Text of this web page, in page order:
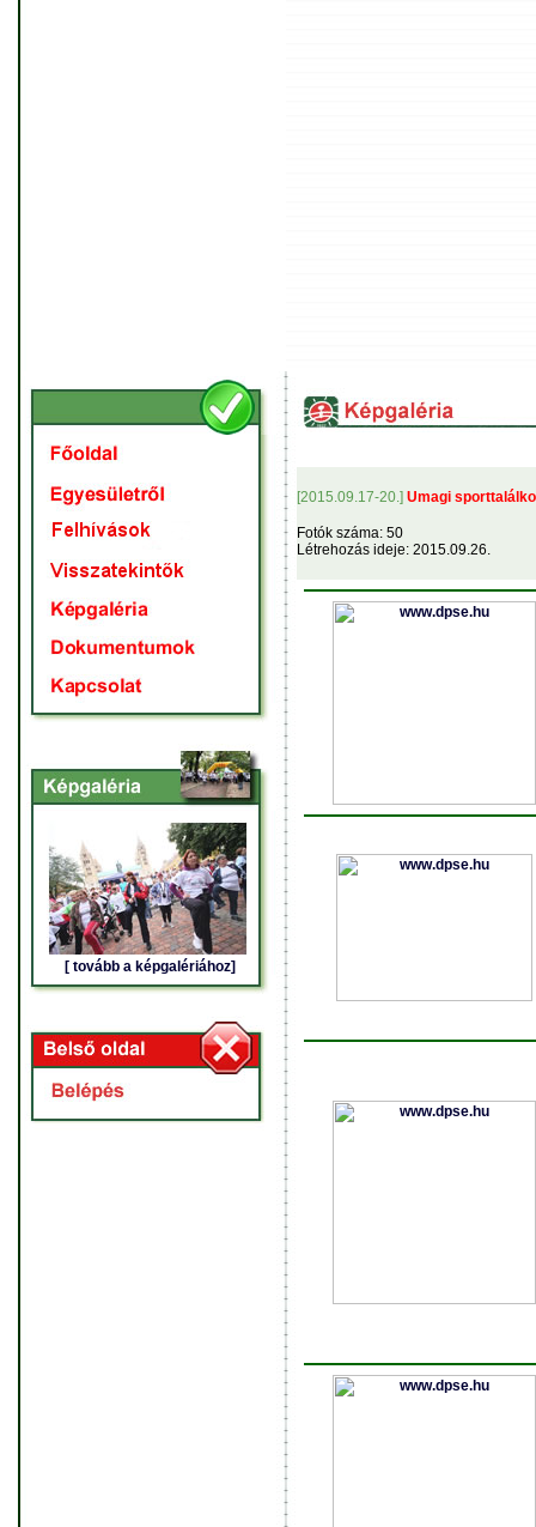
[ tovább a képgalériához]
[2015.09.17-20.] Umagi
Fotók száma: 50
Létrehozás ideje: 2015.09.26.